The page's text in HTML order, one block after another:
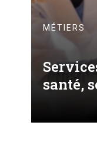
MÉTIERS
santé,